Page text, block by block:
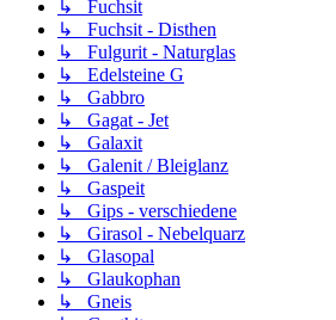
↳ Fuchsit
↳ Fuchsit - Disthen
↳ Fulgurit - Naturglas
↳ Edelsteine G
↳ Gabbro
↳ Gagat - Jet
↳ Galaxit
↳ Galenit / Bleiglanz
↳ Gaspeit
↳ Gips - verschiedene
↳ Girasol - Nebelquarz
↳ Glasopal
↳ Glaukophan
↳ Gneis